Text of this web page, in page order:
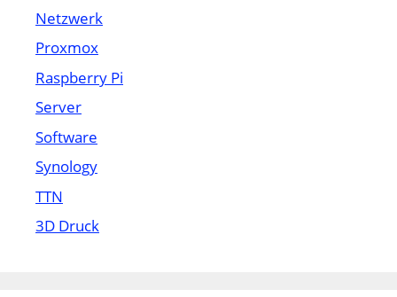
Netzwerk
Proxmox
Raspberry Pi
Server
Software
Synology
TTN
3D Druck